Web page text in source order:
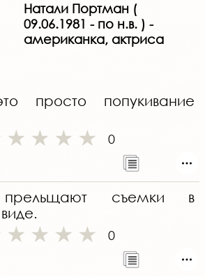
Натали Портман (
09.06.1981 - по н.в. ) -
американка, актриса
просто попукивание
0
съемки в
0